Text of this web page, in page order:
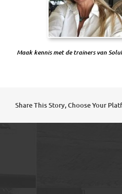
Maak kennis met de trainers van
Share This Story, Choose Your